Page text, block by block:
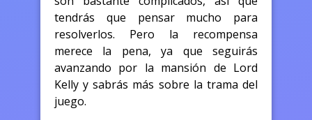
tendrás que pensar mucho para
resolverlos. Pero la recompensa
merece la pena, ya que seguirás
avanzando por la mansión de Lord
Kelly y sabrás más sobre la trama del
juego.